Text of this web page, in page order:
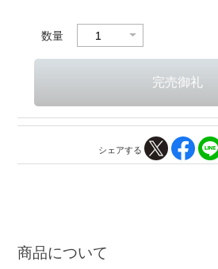
数量
シェアする
商品について